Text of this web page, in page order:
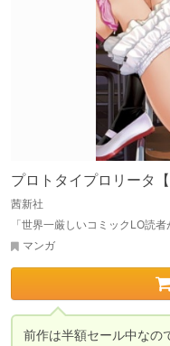
プロトタイプロリータ
茜新社
「世界一厳しいコミックLO読
マンガ